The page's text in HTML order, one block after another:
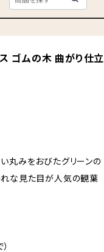
ス ゴムの木 曲がり仕立
い丸みをおびたグリーンの
れな見た目が人気の観葉